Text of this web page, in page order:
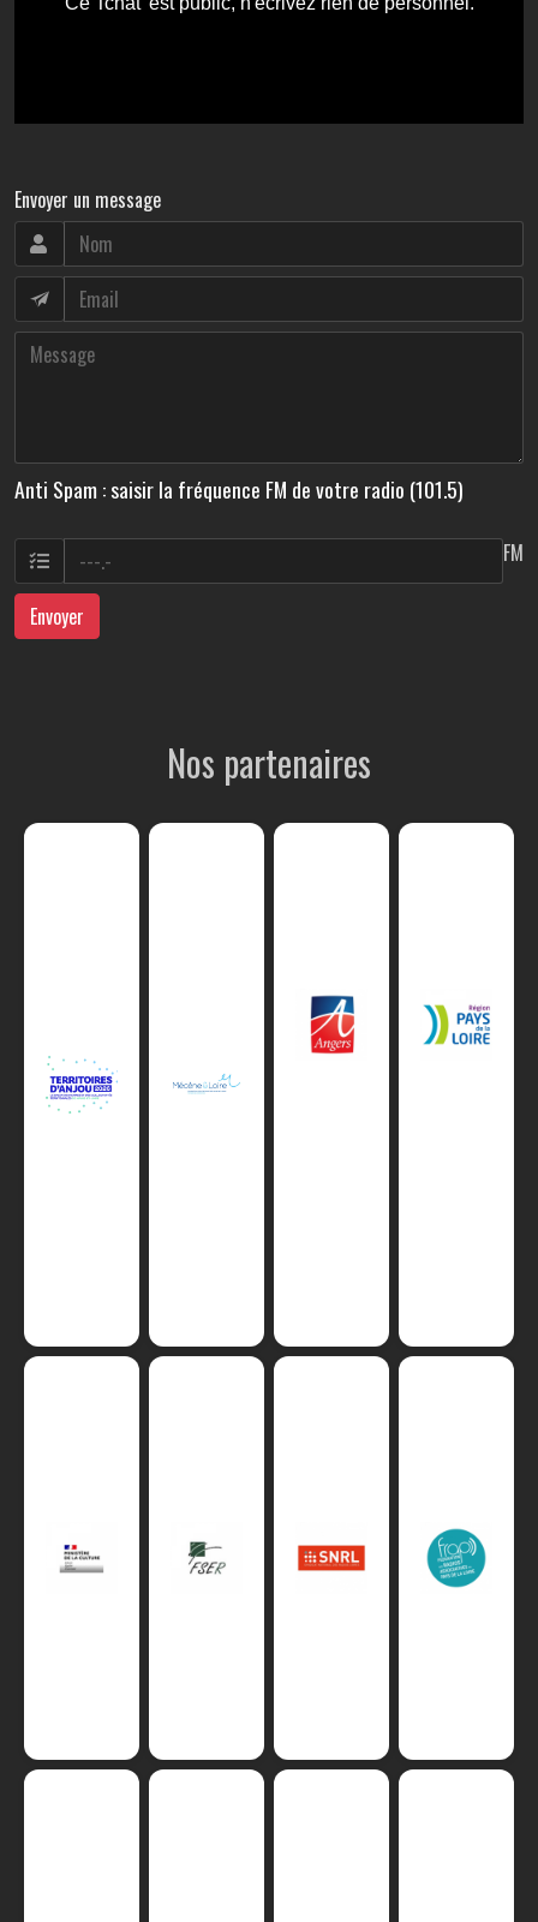
Envoyer un message
Anti Spam : saisir la fréquence FM de votre radio (101.5)
FM
Envoyer
Nos partenaires